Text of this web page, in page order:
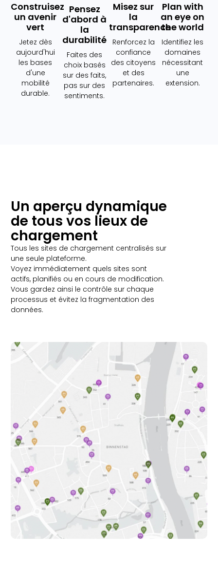
Construisez
un avenir
vert
Jetez dès
aujourd'hui
les bases
d'une
mobilité
durable.
Pensez
d'abord à
la
durabilité
Faites des
choix basés
sur des faits,
pas sur des
sentiments.
Misez sur
la
transparence
Renforcez la
confiance
des citoyens
et des
partenaires.
Plan with
an eye on
the world
Identifiez les
domaines
nécessitant
une
extension.
Un aperçu dynamique
de tous vos lieux de
chargement
Tous les sites de chargement centralisés sur
une seule plateforme.
Voyez immédiatement quels sites sont
actifs, planifiés ou en cours de modification.
Vous gardez ainsi le contrôle sur chaque
processus et évitez la fragmentation des
données.